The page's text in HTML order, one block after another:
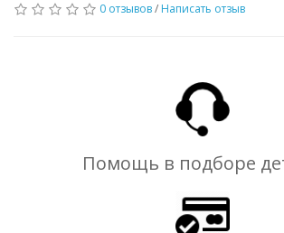
0 отзывов/ Написать отзыв
Помощь в подборе